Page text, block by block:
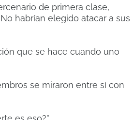
de primera clase,
habrían elegido atacar a sus
que se hace cuando uno
se miraron entre sí con